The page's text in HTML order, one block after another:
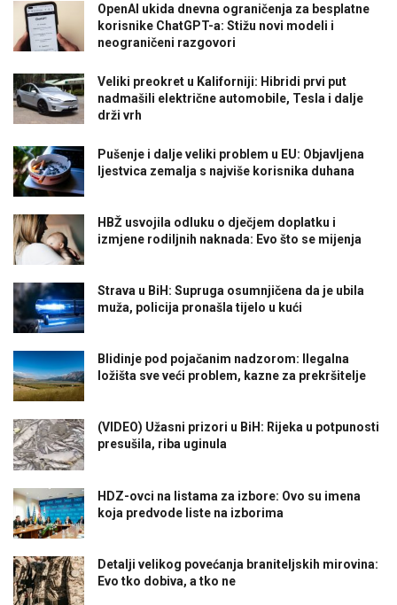
OpenAI ukida dnevna ograničenja za besplatne
korisnike ChatGPT-a: Stižu novi modeli i
neograničeni razgovori
Veliki preokret u Kaliforniji: Hibridi prvi put
nadmašili električne automobile, Tesla i dalje
drži vrh
Pušenje i dalje veliki problem u EU: Objavljena
ljestvica zemalja s najviše korisnika duhana
HBŽ usvojila odluku o dječjem doplatku i
izmjene rodiljnih naknada: Evo što se mijenja
Strava u BiH: Supruga osumnjičena da je ubila
muža, policija pronašla tijelo u kući
Blidinje pod pojačanim nadzorom: Ilegalna
ložišta sve veći problem, kazne za prekršitelje
(VIDEO) Užasni prizori u BiH: Rijeka u potpunosti
presušila, riba uginula
HDZ-ovci na listama za izbore: Ovo su imena
koja predvode liste na izborima
Detalji velikog povećanja braniteljskih mirovina:
Evo tko dobiva, a tko ne